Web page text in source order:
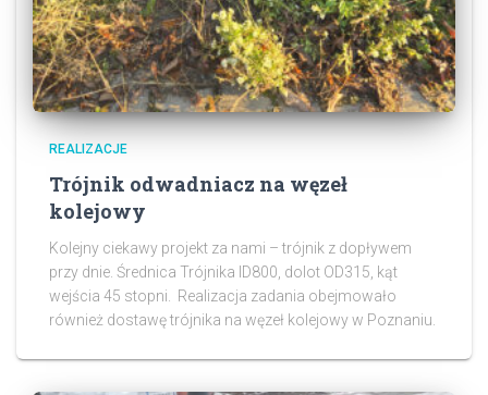
REALIZACJE
Trójnik odwadniacz na węzeł
kolejowy
Kolejny ciekawy projekt za nami – trójnik z dopływem
przy dnie. Średnica Trójnika ID800, dolot OD315, kąt
wejścia 45 stopni. Realizacja zadania obejmowało
również dostawę trójnika na węzeł kolejowy w Poznaniu.